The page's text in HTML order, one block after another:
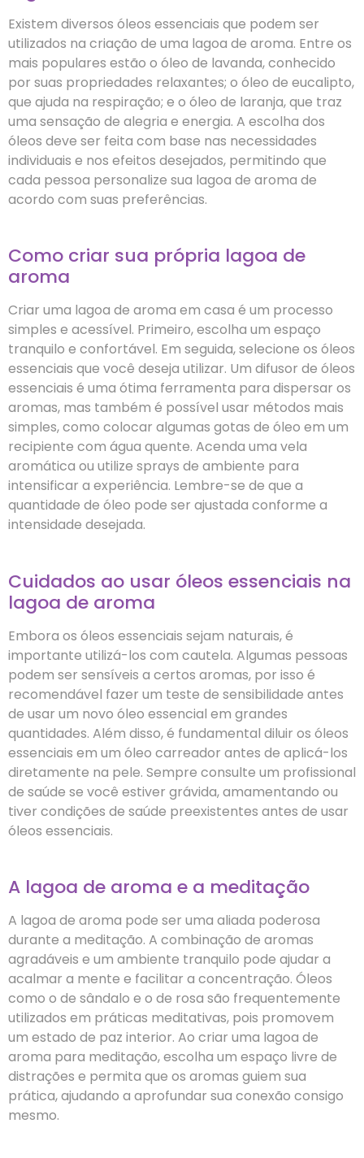
Existem diversos óleos essenciais que podem ser
utilizados na criação de uma lagoa de aroma. Entre os
mais populares estão o óleo de lavanda, conhecido
por suas propriedades relaxantes; o óleo de eucalipto,
que ajuda na respiração; e o óleo de laranja, que traz
uma sensação de alegria e energia. A escolha dos
óleos deve ser feita com base nas necessidades
individuais e nos efeitos desejados, permitindo que
cada pessoa personalize sua lagoa de aroma de
acordo com suas preferências.
Como criar sua própria lagoa de
aroma
Criar uma lagoa de aroma em casa é um processo
simples e acessível. Primeiro, escolha um espaço
tranquilo e confortável. Em seguida, selecione os óleos
essenciais que você deseja utilizar. Um difusor de óleos
essenciais é uma ótima ferramenta para dispersar os
aromas, mas também é possível usar métodos mais
simples, como colocar algumas gotas de óleo em um
recipiente com água quente. Acenda uma vela
aromática ou utilize sprays de ambiente para
intensificar a experiência. Lembre-se de que a
quantidade de óleo pode ser ajustada conforme a
intensidade desejada.
Cuidados ao usar óleos essenciais na
lagoa de aroma
Embora os óleos essenciais sejam naturais, é
importante utilizá-los com cautela. Algumas pessoas
podem ser sensíveis a certos aromas, por isso é
recomendável fazer um teste de sensibilidade antes
de usar um novo óleo essencial em grandes
quantidades. Além disso, é fundamental diluir os óleos
essenciais em um óleo carreador antes de aplicá-los
diretamente na pele. Sempre consulte um profissional
de saúde se você estiver grávida, amamentando ou
tiver condições de saúde preexistentes antes de usar
óleos essenciais.
A lagoa de aroma e a meditação
A lagoa de aroma pode ser uma aliada poderosa
durante a meditação. A combinação de aromas
agradáveis e um ambiente tranquilo pode ajudar a
acalmar a mente e facilitar a concentração. Óleos
como o de sândalo e o de rosa são frequentemente
utilizados em práticas meditativas, pois promovem
um estado de paz interior. Ao criar uma lagoa de
aroma para meditação, escolha um espaço livre de
distrações e permita que os aromas guiem sua
prática, ajudando a aprofundar sua conexão consigo
mesmo.